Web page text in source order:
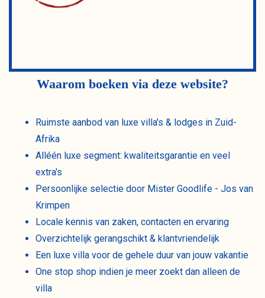
Waarom boeken via deze website?
Ruimste aanbod van luxe villa's & lodges in Zuid-
Afrika
Alléén luxe segment: kwaliteitsgarantie en veel
extra's
Persoonlijke selectie door Mister Goodlife - Jos van
Krimpen
Locale kennis van zaken, contacten en ervaring
Overzichtelijk gerangschikt & klantvriendelijk
Een luxe villa voor de gehele duur van jouw vakantie
One stop shop indien je meer zoekt dan alleen de
villa